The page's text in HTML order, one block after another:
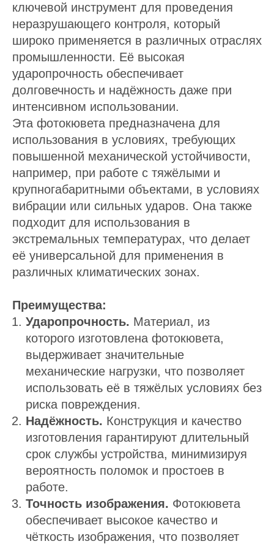
ключевой инструмент для проведения
неразрушающего контроля, который
широко применяется в различных отраслях
промышленности. Её высокая
ударопрочность обеспечивает
долговечность и надёжность даже при
интенсивном использовании.
Эта фотокювета предназначена для
использования в условиях, требующих
повышенной механической устойчивости,
например, при работе с тяжёлыми и
крупногабаритными объектами, в условиях
вибрации или сильных ударов. Она также
подходит для использования в
экстремальных температурах, что делает
её универсальной для применения в
различных климатических зонах.
Преимущества:
Ударопрочность. Материал, из
которого изготовлена фотокювета,
выдерживает значительные
механические нагрузки, что позволяет
использовать её в тяжёлых условиях без
риска повреждения.
Надёжность. Конструкция и качество
изготовления гарантируют длительный
срок службы устройства, минимизируя
вероятность поломок и простоев в
работе.
Точность изображения. Фотокювета
обеспечивает высокое качество и
чёткость изображения, что позволяет